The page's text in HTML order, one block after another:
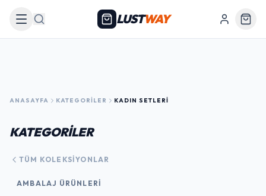
Arama LUSTWAY
ANASAYFA KATEGORILER KADIN SETLERI
KATEGORİLER
TÜM KOLEKSIYONLAR
AMBALAJ ÜRÜNLERI